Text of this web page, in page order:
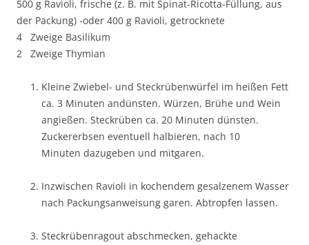
500 g Ravioli, frische (z. B. mit Spinat-Ricotta-Füllung, aus
der Packung) -oder 400 g Ravioli, getrocknete
4 Zweige Basilikum
2 Zweige Thymian
Kleine Zwiebel- und Steckrübenwürfel im heißen Fett
ca. 3 Minuten andünsten. Würzen, Brühe und Wein
angießen. Steckrüben ca. 20 Minuten dünsten.
Zuckererbsen eventuell halbieren, nach 10
Minuten dazugeben und mitgaren.
Inzwischen Ravioli in kochendem gesalzenem Wasser
nach Packungsanweisung garen. Abtropfen lassen.
Steckrübenragout abschmecken, gehackte